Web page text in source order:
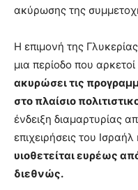
ακύρωσης της
Η επιμονή της
μια περίοδο που
ακυρώσει τις
στο πλαίσιο
ένδειξη διαμαρτυρίας
επιχειρήσεις του
υιοθετείται ευρέως
διεθνώς.